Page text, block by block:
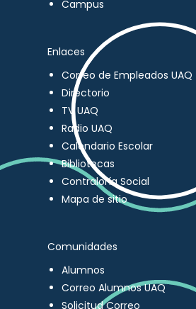
Campus
Enlaces
Correo de Empleados UAQ
Directorio
TV UAQ
Radio UAQ
Calendario Escolar
Bibliotecas
Contraloría Social
Mapa de sitio
Comunidades
Alumnos
Correo Alumnos UAQ
Solicitud Correo